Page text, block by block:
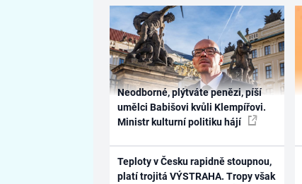
Neodborné, plýtváte penězi, píší
umělci Babišovi kvůli Klempířovi.
Ministr kulturní politiku hájí
Teploty v Česku rapidně stoupnou,
platí trojitá VÝSTRAHA. Tropy však